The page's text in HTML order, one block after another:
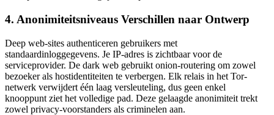
4. Anonimiteitsniveaus Verschillen naar Ontwerp
Deep web-sites authenticeren gebruikers met
standaardinloggegevens. Je IP-adres is zichtbaar voor de
serviceprovider. De dark web gebruikt onion-routering om zowel
bezoeker als hostidentiteiten te verbergen. Elk relais in het Tor-
netwerk verwijdert één laag versleuteling, dus geen enkel
knooppunt ziet het volledige pad. Deze gelaagde anonimiteit trekt
zowel privacy-voorstanders als criminelen aan.